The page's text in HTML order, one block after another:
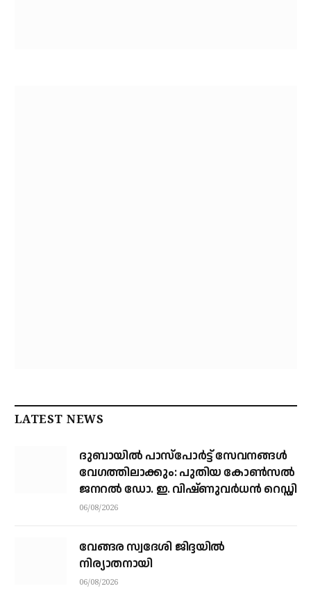
LATEST NEWS
ദുബായിൽ പാസ്‌പോർട്ട് സേവനങ്ങൾ
വേഗത്തിലാക്കും: പുതിയ കോൺസൽ
ജനറൽ ഡോ. ഇ. വിഷ്ണുവർധൻ റെഡ്ഡി
06/08/2026
വേങ്ങര സ്വദേശി ജിദ്ദയിൽ
നിര്യാതനായി
06/08/2026